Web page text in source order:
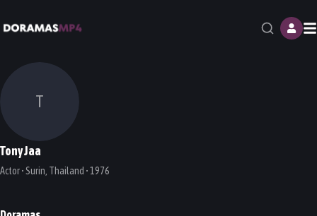
T
Tony Jaa
Actor • Surin, Thailand • 1976